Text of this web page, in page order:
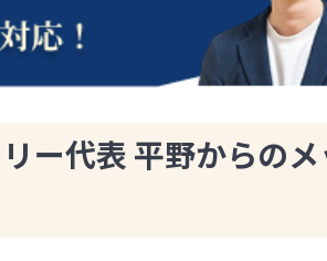
ー代表 平野からの